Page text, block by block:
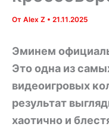
От Alex Z • 21.11.2025
Эминем
Это одна из
видеоигровых
результат
хаотично и